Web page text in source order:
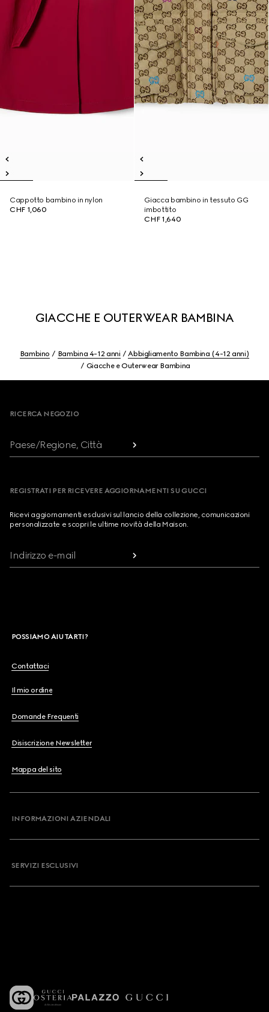
Cappotto bambino in nylon
CHF 1,060
Giacca bambino in tessuto GG
imbottito
CHF 1,640
GIACCHE E OUTERWEAR BAMBINA
Bambino Bambina 4-12 anni
Abbigliamento Bambina (4-12 anni)
Giacche e Outerwear Bambina
RICERCA NEGOZIO
Paese/Regione, Città
REGISTRATI PER RICEVERE AGGIORNAMENTI SU GUCCI
Ricevi aggiornamenti esclusivi sul lancio della collezione, comunicazioni
personalizzate e scopri le ultime novità della Maison.
Indirizzo e-mail
POSSIAMO AIUTARTI?
Contattaci
Il mio ordine
Domande Frequenti
Disiscrizione Newsletter
Mappa del sito
INFORMAZIONI AZIENDALI
SERVIZI ESCLUSIVI